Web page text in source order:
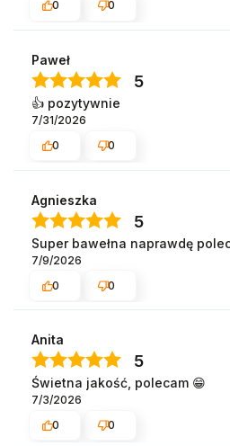
0
0
Paweł
5
👍️ pozytywnie
7/31/2026
0
0
Agnieszka
5
Super bawełna naprawdę
7/9/2026
0
0
Anita
5
Świetna jakość, polecam 😁
7/3/2026
0
0